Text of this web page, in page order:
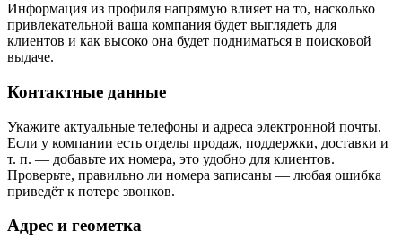
Информация из профиля напрямую влияет на то, насколько
привлекательной ваша компания будет выглядеть для
клиентов и как высоко она будет подниматься в поисковой
выдаче.
Контактные данные
Укажите актуальные телефоны и адреса электронной почты.
Если у компании есть отделы продаж, поддержки, доставки и
т. п. — добавьте их номера, это удобно для клиентов.
Проверьте, правильно ли номера записаны — любая ошибка
приведёт к потере звонков.
Адрес и геометка